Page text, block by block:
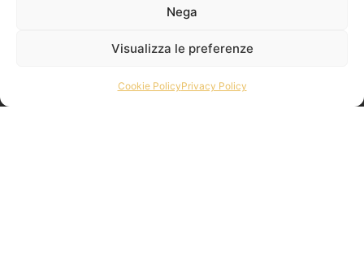
Nega
Visualizza le preferenze
Cookie PolicyPrivacy Policy